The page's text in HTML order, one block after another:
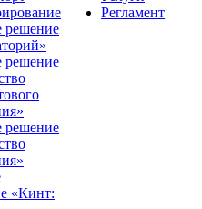
решение
решение
решение
«Кинт:
Регламент